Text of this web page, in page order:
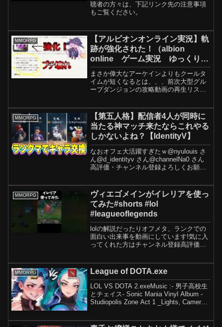
聴者の方々は、下記リンク先の注意事項
もご覧ください。
MMORPG
【アルビオンオンライン実況】軌
跡が強化された！（albion
online ゲーム実況 ゆっくり実
況 mmorpg ）
まさか偉大なアーケインよりもクールタ
イムが短くなるとは、、、前次大型グル
ープダンジョンの攻略動画の再生リスト
リストはこちら！初心者さんはこちら
も！
MMORPG
【第五人格】配信者4人が同時に
当たる神マッチ来たならこれやる
しかないよね？【IdentityV】
なおオフェ大活躍すぎたｗ@nyulouis さ
ん@d_identityv さん@channelNa0 さん
高評価・チャンネル登録よろしくお願い
さい！🐰ぬまのLI...
MMORPG
ヴィエゴメインがイレリアを使っ
てみた#shorts #lol
#leagueoflegends
lolの解説だったりオフメタ、ランクでの
面白い出来事を動画にしています!気に入
ってくれた方はチャンネル登録高評価よ
MMORPG League of DOTA.exe
LOL VS DOTA 2.exeMusic :- 男子高校生
とチェイス- Sonic Mania Vinyl Album -
Studiopolis Zone Act 1 _Lights, Camera,